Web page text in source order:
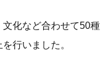
化など合わせて50種
行いました。